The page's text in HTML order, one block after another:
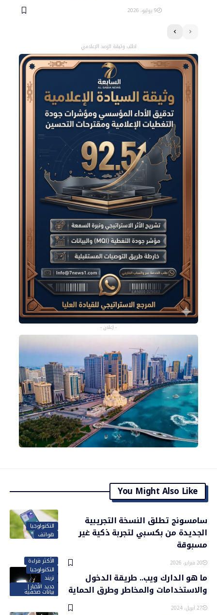
9 يوليو، 2026
اطلب وثيقة الرصد الإعلامي
- إعلان -
You Might Also Like
التكنولوجيا
هواتف
سامسونج تطلق النسخة التجريبية
الجديدة من بكسبي لتجربة ذكية غير
مسبوقة
20 فبراير، 2026
الأكثر قراءة
التكنولوجيا
تريند
جديد الأخبار|
بيانات صحفية
ما هو الدارك ويب.. طريقة الدخول
والاستخدامات والمخاطر وطرق الحماية
27 أبريل، 2024